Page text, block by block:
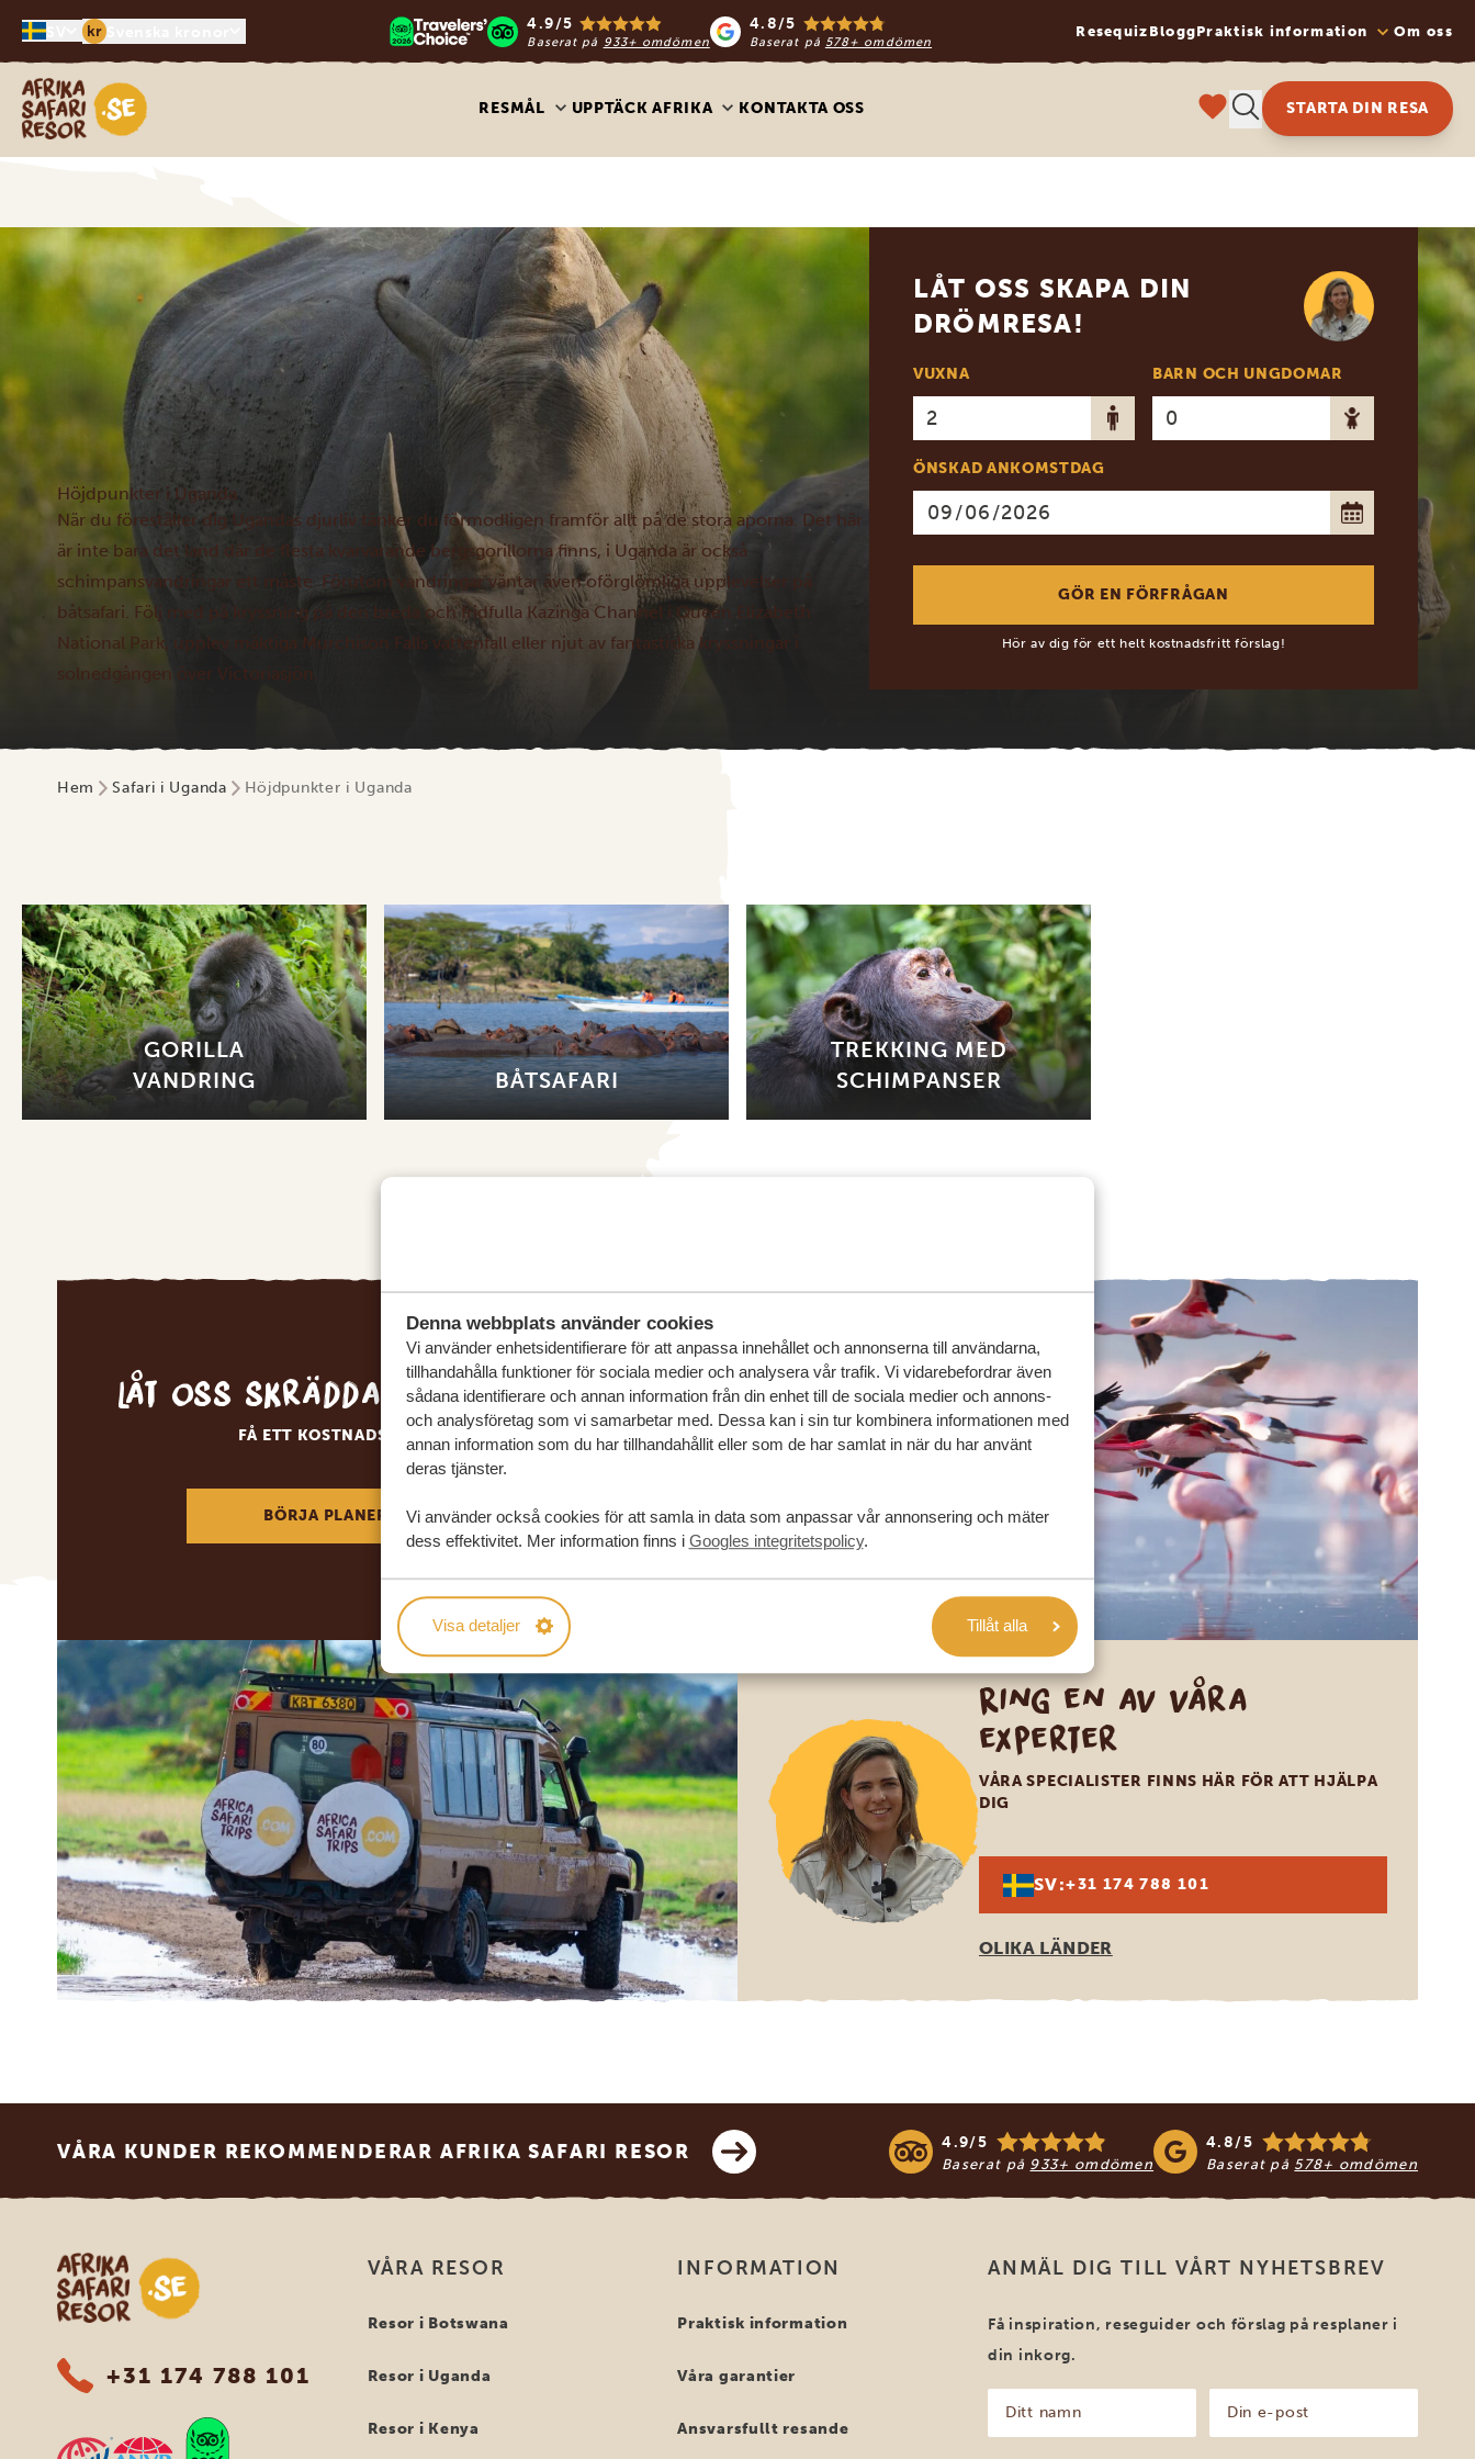
Denna webbplats använder cookies
Vi använder enhetsidentifierare för att anpassa innehållet och annonserna till användarna,
tillhandahålla funktioner för sociala medier och analysera vår trafik. Vi vidarebefordrar även
sådana identifierare och annan information från din enhet till de sociala medier och annons-
och analysföretag som vi samarbetar med. Dessa kan i sin tur kombinera informationen med
annan information som du har tillhandahållit eller som de har samlat in när du har använt
deras tjänster.
Vi använder också cookies för att samla in data som anpassar vår annonsering och mäter
dess effektivitet. Mer information finns i Googles integritetspolicy.
Visa detaljer Tillåt alla
kr 4.9/5
Baserat på 933+ omdömen
4.8/5
Baserat på 578+ omdömen
Resequiz BloggPraktisk information Om oss
Safari-resor i Afrika
RESMÅL UPPTÄCK AFRIKA KONTAKTA OSS STARTA DIN RESA
Höjdpunkter i Uganda
När du föreställer dig Ugandas djurliv tänker du förmodligen framför allt på de stora aporna. Det här
är inte bara det land där de flesta kvarvarande bergsgorillorna finns, i Uganda är också
schimpansvandringar ett måste. Förutom vandringar väntar även oförglömliga upplevelser på
båtsafari. Följ med på kryssning på den breda och fridfulla Kazinga Channel i Queen Elizabeth
National Park, upplev mäktiga Murchison Falls vattenfall eller njut av fantastiska kryssningar i
solnedgången över Victoriasjön.
LÅT OSS SKAPA DIN
DRÖMRESA!
VUXNA BARN OCH UNGDOMAR
ÖNSKAD ANKOMSTDAG
Hör av dig för ett helt kostnadsfritt förslag!
Hem Safari i Uganda Höjdpunkter i Uganda
GORILLA
VANDRING
BÅTSAFARI
TREKKING MED
SCHIMPANSER
Låt oss skräddarsy din drömresa
FÅ ETT KOSTNADSFRITT RESEFÖRSLAG
BÖRJA PLANERA DIN DRÖMRESA
Ring en av våra
experter
VÅRA SPECIALISTER FINNS HÄR FÖR ATT HJÄLPA
DIG
SV:+31 174 788 101
OLIKA LÄNDER
VÅRA KUNDER REKOMMENDERAR AFRIKA SAFARI RESOR 4.9/5
Baserat på 933+ omdömen
4.8/5
Baserat på 578+ omdömen
Safari-resor i Afrika
+31 174 788 101
VÅRA RESOR
Resor i Botswana
Resor i Uganda
Resor i Kenya
INFORMATION
Praktisk information
Våra garantier
Ansvarsfullt resande
ANMÄL DIG TILL VÅRT NYHETSBREV
Få inspiration, reseguider och förslag på resplaner i
din inkorg.
namn
(Obligatoriskt)
post